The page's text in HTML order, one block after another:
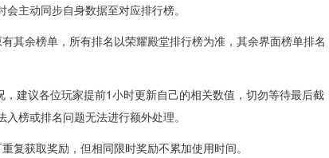
主动同步自身数据至对应排行榜。
其余榜单，所有排名以荣耀殿堂排行榜为准，其余界面榜单排名
，建议各位玩家提前1小时更新自己的相关数值，切勿等待最后截
榜或排名问题无法进行额外处理。
复获取奖励，但相同限时奖励不累加使用时间。